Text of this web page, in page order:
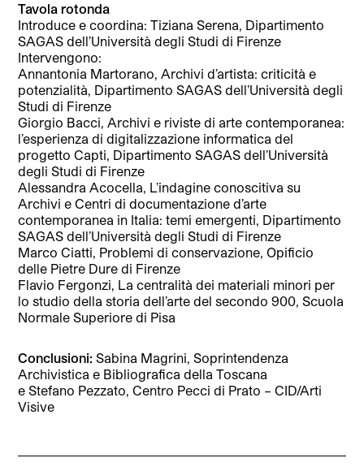
Tavola rotonda
Introduce e coordina: Tiziana Serena, Dipartimento
SAGAS dell’Università degli Studi di Firenze
Intervengono:
Annantonia Martorano, Archivi d’artista: criticità e
potenzialità, Dipartimento SAGAS dell’Università degli
Studi di Firenze
Giorgio Bacci, Archivi e riviste di arte contemporanea:
l’esperienza di digitalizzazione informatica del
progetto Capti, Dipartimento SAGAS dell’Università
degli Studi di Firenze
Alessandra Acocella, L’indagine conoscitiva su
Archivi e Centri di documentazione d’arte
contemporanea in Italia: temi emergenti, Dipartimento
SAGAS dell’Università degli Studi di Firenze
Marco Ciatti, Problemi di conservazione, Opificio
delle Pietre Dure di Firenze
Flavio Fergonzi, La centralità dei materiali minori per
lo studio della storia dell’arte del secondo 900, Scuola
Normale Superiore di Pisa
Conclusioni: Sabina Magrini, Soprintendenza
Archivistica e Bibliografica della Toscana
e Stefano Pezzato, Centro Pecci di Prato – CID/Arti
Visive